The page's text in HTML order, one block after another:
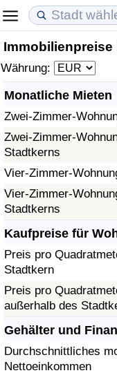
Währung:
Monatliche Mieten
Zwei-Zimmer-
Zwei-Zimmer-
Stadtkerns
Vier-Zimmer-
Vier-Zimmer-
Stadtkerns
Kaufpreise für
Preis pro
Stadtkern
Preis pro
außerhalb des
Gehälter und
Durchschnittliches
Nettoeinkommen
in Akaba
Immobilienpreise
Immobilienpreis-
Immobilienpreis-
Immobilienpreis-
Lebensqualität
Lebensqualität-Index
Lebensqualität-
Kriminalität
Kriminalitäts-Index
Kriminalitäts-Index
Kriminalitätsindex